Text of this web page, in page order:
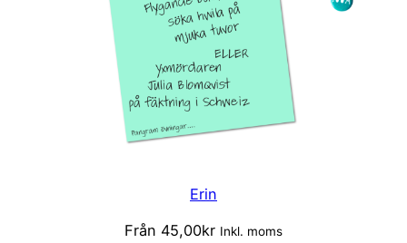
Erin
Från 45,00kr Inkl. moms